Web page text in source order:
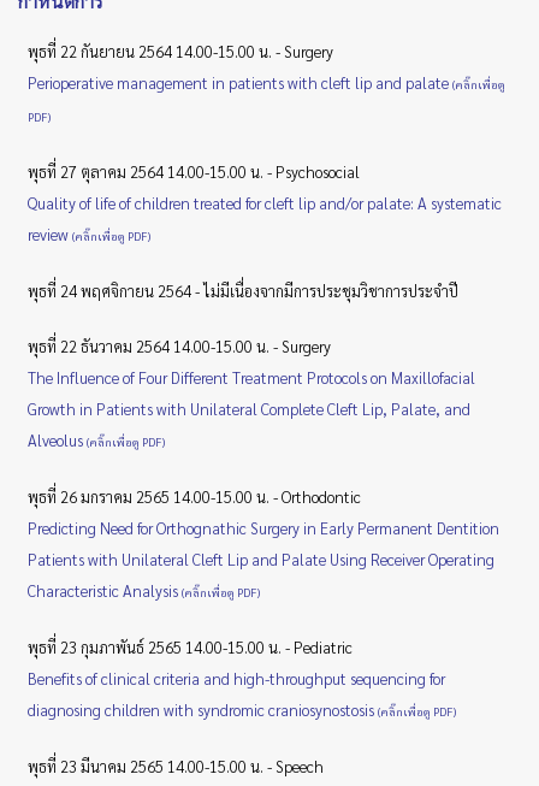
พุธที่ 22 กันยายน 2564 14.00-15.00 น. - Surgery
Perioperative management in patients with cleft lip and palate (คลิ๊กเพื่อดู
PDF)
พุธที่ 27 ตุลาคม 2564 14.00-15.00 น. - Psychosocial
Quality of life of children treated for cleft lip and/or palate: A systematic
review (คลิ๊กเพื่อดู PDF)
พุธที่ 24 พฤศจิกายน 2564 - ไม่มีเนื่องจากมีการประชุมวิชาการประจำปี
พุธที่ 22 ธันวาคม 2564 14.00-15.00 น. - Surgery
The Influence of Four Different Treatment Protocols on Maxillofacial
Growth in Patients with Unilateral Complete Cleft Lip, Palate, and
Alveolus (คลิ๊กเพื่อดู PDF)
พุธที่ 26 มกราคม 2565 14.00-15.00 น. - Orthodontic
Predicting Need for Orthognathic Surgery in Early Permanent Dentition
Patients with Unilateral Cleft Lip and Palate Using Receiver Operating
Characteristic Analysis (คลิ๊กเพื่อดู PDF)
พุธที่ 23 กุมภาพันธ์ 2565 14.00-15.00 น. - Pediatric
Benefits of clinical criteria and high-throughput sequencing for
diagnosing children with syndromic craniosynostosis (คลิ๊กเพื่อดู PDF)
พุธที่ 23 มีนาคม 2565 14.00-15.00 น. - Speech